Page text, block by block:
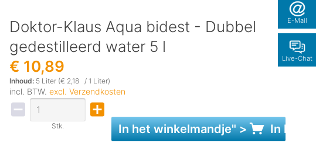
E-Mail
Live-Chat
Doktor-Klaus Aqua bidest - Dubbel
gedestilleerd water 5 l
€ 10,89
Inhoud: 5 Liter (€ 2,18 / 1 Liter)
incl. BTW. excl. Verzendkosten
Stk. In hetwinkelmandje" > In het